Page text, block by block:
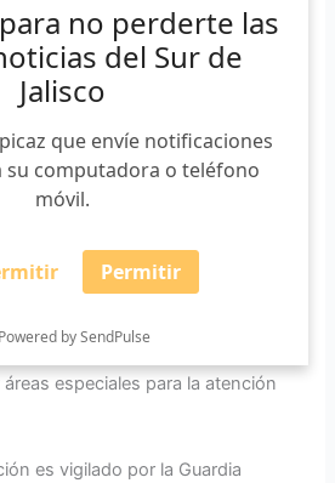
no perderte las
del Sur de
Jalisco
que envíe notificaciones
su computadora o teléfono
móvil.
Permitir
Powered by SendPulse
una luz de esperanza para vencer la
que será necesario
de la vacuna, cada receptor debe
30 minutos para conocer si habrá
especiales para la atención
es vigilado por la Guardia